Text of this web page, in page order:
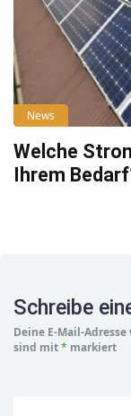
News
Welche
Ihrem
Schreibe
Deine E-Mail-
sind mit* markiert